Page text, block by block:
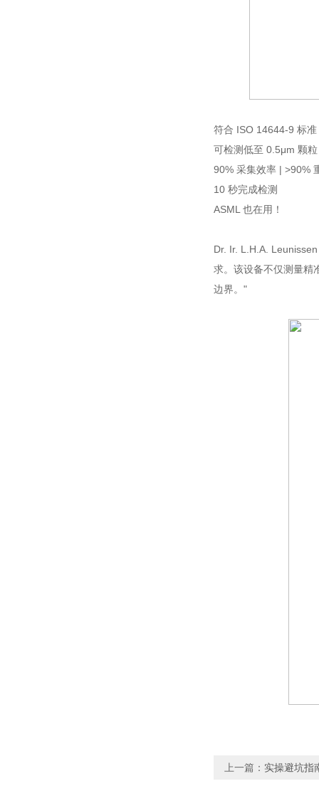
符合 ISO 14644-9 标准
可检测低至 0.5μm 颗粒
90% 采集效率 | >90%
10 秒完成检测
ASML 也在用！
Dr. Ir. L.H.A.
求。该设备不仅测量精
边界。"
上一篇： 实操避坑指